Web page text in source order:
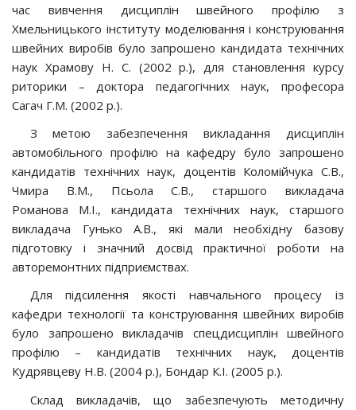
час вивчення дисциплін швейного профілю з
Хмельницького інституту моделювання і конструювання
швейних виробів було запрошено кандидата технічних
наук Храмову Н. С. (2002 р.), для становлення курсу
риторики – доктора педагогічних наук, професора
Сагач Г.М. (2002 р.).
З метою забезпечення викладання дисциплін
автомобільного профілю на кафедру було запрошено
кандидатів технічних наук, доцентів Коломійчука С.В.,
Чмира В.М., Псьола С.В., старшого викладача
Романова М.І., кандидата технічних наук, старшого
викладача Гунько А.В., які мали необхідну базову
підготовку і значний досвід практичної роботи на
авторемонтних підприємствах.
Для підсилення якості навчального процесу із
кафедри технології та конструювання швейних виробів
було запрошено викладачів спецдисциплін швейного
профілю – кандидатів технічних наук, доцентів
Кудрявцеву Н.В. (2004 р.), Бондар К.І. (2005 р.).
Склад викладачів, що забезпечують методичну